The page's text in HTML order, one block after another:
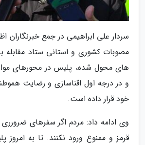
سردار علی ابراهیمی در جمع خبرنگاران
مصوبات کشوری و استانی ستاد مقابله
های محول شده، پلیس در محورهای
و در درجه اول اقناسازی و رضایت
خود قرار داده است.
وی ادامه داد: مردم اگر سفرهای
قرمز و ممنوع ورود نکنند. تا به امروز